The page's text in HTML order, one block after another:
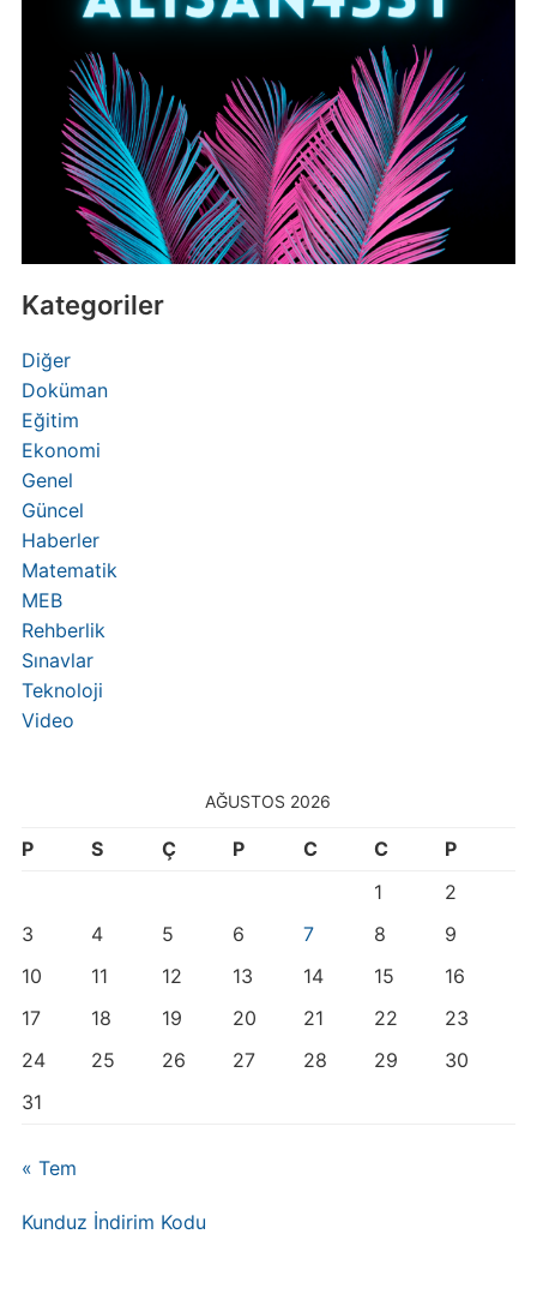
Kategoriler
Diğer
Doküman
Eğitim
Ekonomi
Genel
Güncel
Haberler
Matematik
MEB
Rehberlik
Sınavlar
Teknoloji
Video
AĞUSTOS 2026
P S Ç P C C
P
1
2
3
4 5 6 7 8
9
10
11 12 13 14 15
16
17
18 19 20 21 22
23
24
25 26 27 28 29
30
31
« Tem
Kunduz İndirim Kodu